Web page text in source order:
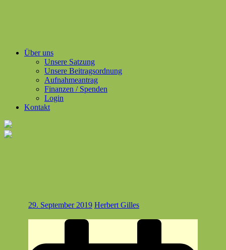
Über uns
Unsere Satzung
Unsere Beitragsordnung
Aufnahmeantrag
Finanzen / Spenden
Login
Kontakt
29. September 2019 Herbert Gilles